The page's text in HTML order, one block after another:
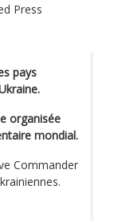
Press
pays
organisée
mondial.
Commander